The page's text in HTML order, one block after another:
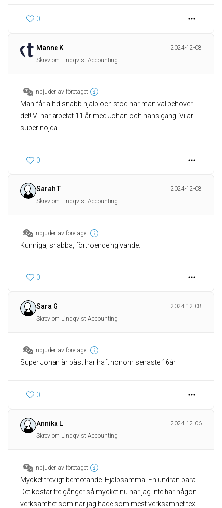
0
Manne K
2024-12-08
Skrev om Lindqvist Accounting
Inbjuden av företaget
Man får alltid snabb hjälp och stöd när man väl behöver
det! Vi har arbetat 11 år med Johan och hans gäng. Vi är
super nöjda!
0
Sarah T
2024-12-08
Skrev om Lindqvist Accounting
Inbjuden av företaget
Kunniga, snabba, förtroendeingivande.
0
Sara G
2024-12-08
Skrev om Lindqvist Accounting
Inbjuden av företaget
Super Johan är bäst har haft honom senaste 16år
0
Annika L
2024-12-06
Skrev om Lindqvist Accounting
Inbjuden av företaget
Mycket trevligt bemötande. Hjälpsamma. En undran bara.
Det kostar tre gånger så mycket nu när jag inte har någon
verksamhet som när jag hade som mest verksamhet tex